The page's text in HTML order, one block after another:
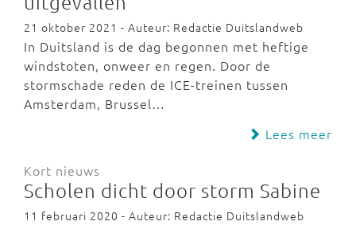
21 oktober 2021 - Auteur: Redactie Duitslandweb
In Duitsland is de dag begonnen met heftige
windstoten, onweer en regen. Door de
stormschade reden de ICE-treinen tussen
Amsterdam, Brussel…
Lees meer
Kort nieuws
Scholen dicht door storm Sabine
11 februari 2020 - Auteur: Redactie Duitslandweb